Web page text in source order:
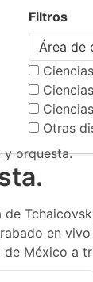
Filtros
Área de
Otras
orquesta.
en
México a